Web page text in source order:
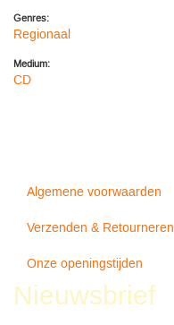
Genres:
Regionaal
Medium:
CD
Algemene voorwaarden
Verzenden & Retourneren
Onze openingstijden
Nieuwsbrief